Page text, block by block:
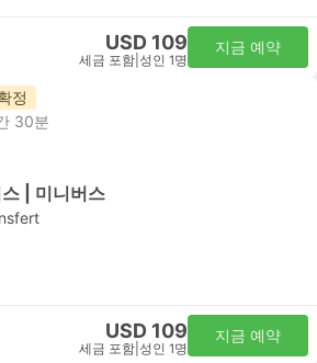
USD 109
세금 포함 성인 1명
지금 예약
정
30분
| 미니버스
USD 109
세금 포함 성인 1명
지금 예약